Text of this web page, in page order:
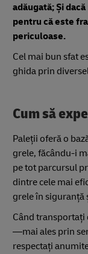
adăugată; Și
pentru că este
periculoase.
Cel mai bun sfat
ghida prin
Cum să
Paleții oferă o
grele, făcându-i
pe tot parcursul
dintre cele mai
grele în siguranță
Când transportați
—mai ales prin
respectați